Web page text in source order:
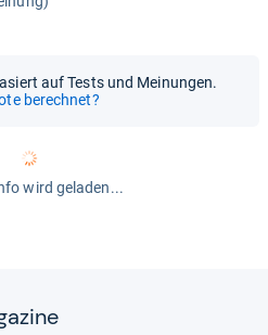
auf Tests und Meinungen.
berechnet?
wird geladen...